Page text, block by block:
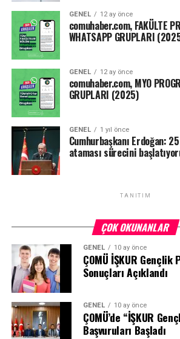
Kaynak: ensonhaber.com
Facebook
Mastodon
EmailShare
GENEL 12 ay önce
comuhaber.com, FAKÜLTE
WHATSAPP GRUPLARI
GENEL 12 ay önce
comuhaber.com, MYO
GRUPLARI (2025)
GENEL 1 yıl önce
Cumhurbaşkanı Erdoğan:
ataması sürecini
TANITIM
ÇOK OKUNANLAR
GENEL 10 ay önce
ÇOMÜ İŞKUR Gençlik
Sonuçları Açıklandı
GENEL 10 ay önce
ÇOMÜ’de “İŞKUR
Başvuruları Başladı